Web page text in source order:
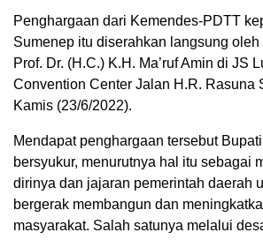
Penghargaan dari Kemendes-PDTT
Sumenep itu diserahkan langsung oleh
Prof. Dr. (H.C.) K.H. Ma’ruf Amin di JS
Convention Center Jalan H.R. Rasuna
Kamis (23/6/2022).
Mendapat penghargaan tersebut
bersyukur, menurutnya hal itu sebagai
dirinya dan jajaran pemerintah daerah
bergerak membangun dan
masyarakat. Salah satunya melalui